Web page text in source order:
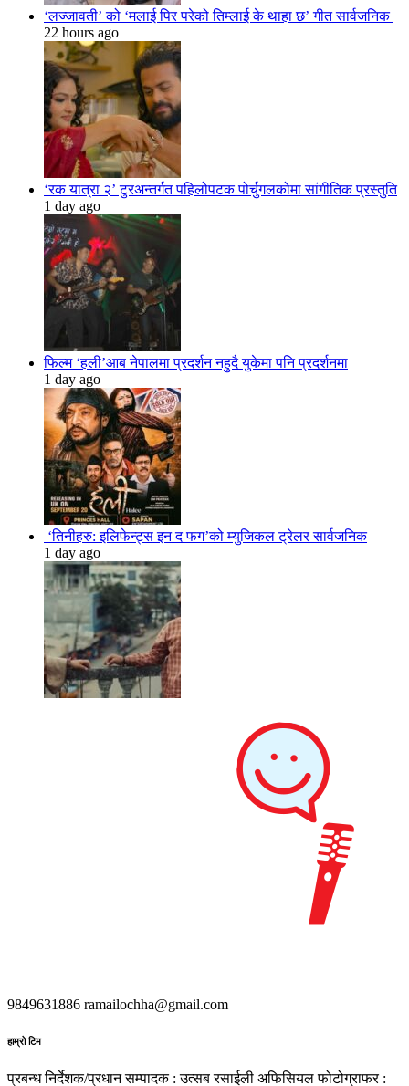
‘लज्जावती’ को ‘मलाई पिर परेको तिम्लाई के थाहा छ’ गीत सार्वजनिक
22 hours ago
‘रक यात्रा २’ टुरअन्तर्गत पहिलोपटक पोर्चुगलकोमा सांगीतिक प्रस्तुति
1 day ago
फिल्म ‘हली’आब नेपालमा प्रदर्शन नहुदै युकेमा पनि प्रदर्शनमा
1 day ago
‘तिनीहरु: इलिफेन्ट्स इन द फग’को म्युजिकल ट्रेलर सार्वजनिक
1 day ago
9849631886 ramailochha@gmail.com
हाम्रो टिम
प्रबन्ध निर्देशक/प्रधान सम्पादक : उत्सब रसाईली अफिसियल फोटोग्राफर :